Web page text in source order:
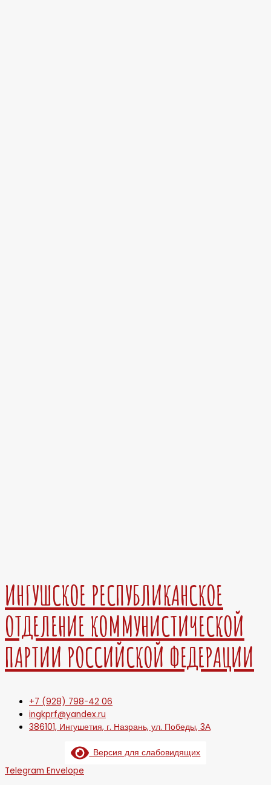
ИНГУШСКОЕ РЕСПУБЛИКАНСКОЕ
ОТДЕЛЕНИЕ КОММУНИСТИЧЕСКОЙ
ПАРТИИ РОССИЙСКОЙ ФЕДЕРАЦИИ
+7 (928) 798-42 06
ingkprf@yandex.ru
386101, Ингушетия, г. Назрань, ул. Победы, 3А
Версия для слабовидящих
Telegram Envelope